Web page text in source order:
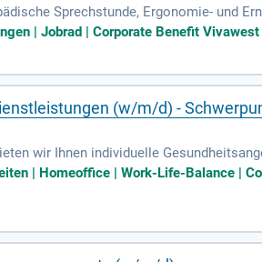
Sprechstunde, Ergonomie- und
eine betriebliche
| Jobrad | Corporate Benefit
(w/m/d) -
wir Ihnen individuelle
sowie
| Homeoffice | Work-Life-Balance |